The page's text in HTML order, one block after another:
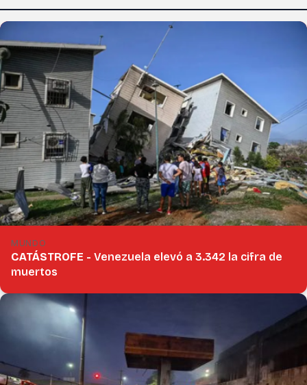
MUNDO
CATÁSTROFE - Venezuela elevó a 3.342 la cifra de
muertos